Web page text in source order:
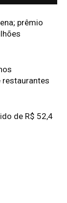
prêmio
restaurantes
de R$ 52,4